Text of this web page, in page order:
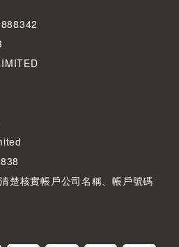
楚核實帳戶公司名稱、帳戶號碼